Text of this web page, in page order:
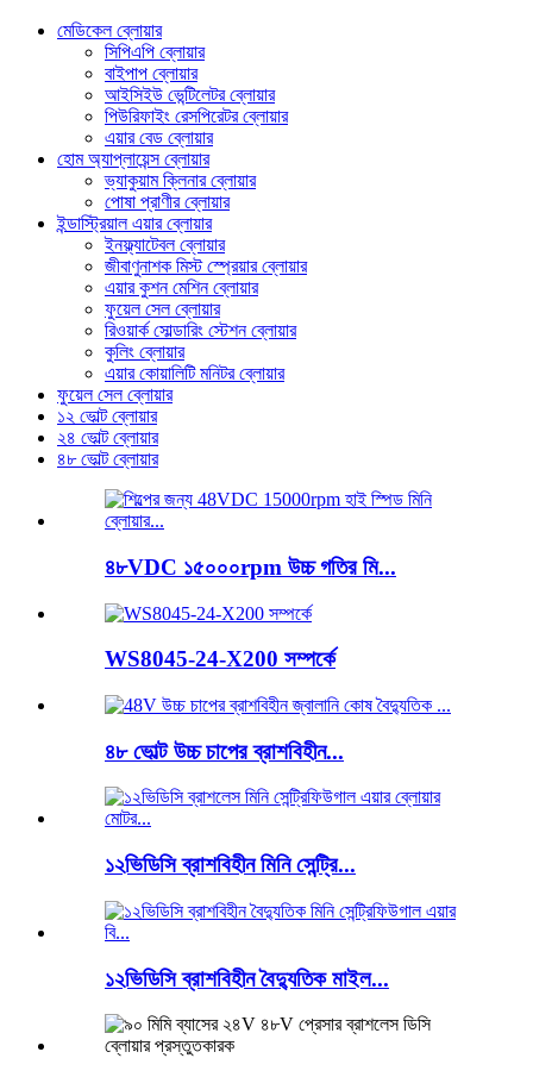
মেডিকেল ব্লোয়ার
সিপিএপি ব্লোয়ার
বাইপাপ ব্লোয়ার
আইসিইউ ভেন্টিলেটর ব্লোয়ার
পিউরিফাইং রেসপিরেটর ব্লোয়ার
এয়ার বেড ব্লোয়ার
হোম অ্যাপ্লায়েন্স ব্লোয়ার
ভ্যাকুয়াম ক্লিনার ব্লোয়ার
পোষা প্রাণীর ব্লোয়ার
ইন্ডাস্ট্রিয়াল এয়ার ব্লোয়ার
ইনফ্ল্যাটেবল ব্লোয়ার
জীবাণুনাশক মিস্ট স্প্রেয়ার ব্লোয়ার
এয়ার কুশন মেশিন ব্লোয়ার
ফুয়েল সেল ব্লোয়ার
রিওয়ার্ক সোল্ডারিং স্টেশন ব্লোয়ার
কুলিং ব্লোয়ার
এয়ার কোয়ালিটি মনিটর ব্লোয়ার
ফুয়েল সেল ব্লোয়ার
১২ ভোল্ট ব্লোয়ার
২৪ ভোল্ট ব্লোয়ার
৪৮ ভোল্ট ব্লোয়ার
৪৮VDC ১৫০০০rpm উচ্চ গতির মি...
WS8045-24-X200 সম্পর্কে
৪৮ ভোল্ট উচ্চ চাপের ব্রাশবিহীন...
১২ভিডিসি ব্রাশবিহীন মিনি সেন্ট্রি...
১২ভিডিসি ব্রাশবিহীন বৈদ্যুতিক মাইল...